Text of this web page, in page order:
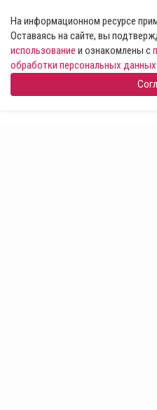
На информационном ресурсе
Оставаясь на сайте, вы
использование и ознакомлены с
обработки персональных данных